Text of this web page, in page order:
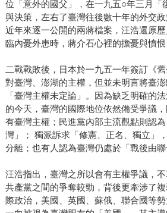
位「意外的國父」，在一九五○年三月「
與決策，左右了臺灣往後數十年的外交
近年來逐一公開的兩蔣檔案，汪浩還原
臨內憂外患時，蔣介石心裡的擔憂與憤恨
二戰戰敗後，日本於一九五一年簽訂《
對臺灣、澎湖的主權，但並未明言將臺
「臺灣主權未定論」。因為缺乏明確的
的今天，臺灣的國際地位依然備受爭議
有臺灣主權；民進黨內部主流觀點則認
灣」； 獨派訴求「修憲、正名、獨立」
分離；也有人認為臺灣仍處於「戰後由聯
汪浩指出，臺灣之所以會有主權爭議，
共產黨之間的爭奪較勁，背後更牽涉了
際政治，美國、英國、蘇俄、聯合國等